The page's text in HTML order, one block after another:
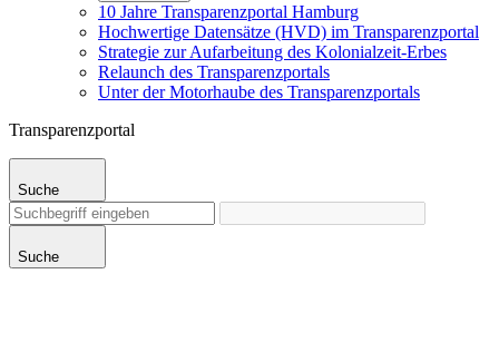
10 Jahre Transparenzportal Hamburg
Hochwertige Datensätze (HVD) im Transparenzportal
Strategie zur Aufarbeitung des Kolonialzeit-Erbes
Relaunch des Transparenzportals
Unter der Motorhaube des Transparenzportals
Transparenzportal
Suche
Suche